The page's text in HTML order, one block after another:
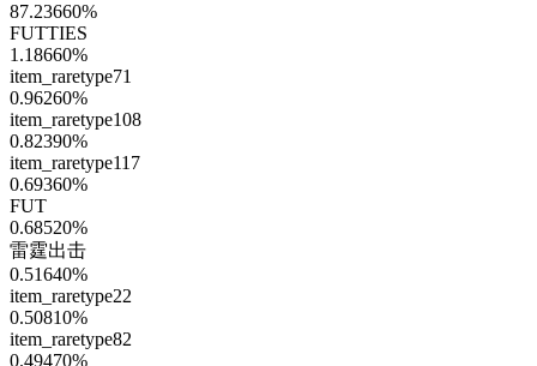
87.23660%
FUTTIES
1.18660%
item_raretype71
0.96260%
item_raretype108
0.82390%
item_raretype117
0.69360%
FUT
0.68520%
雷霆出击
0.51640%
item_raretype22
0.50810%
item_raretype82
0.49470%